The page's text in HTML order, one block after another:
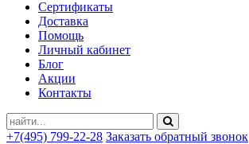
Сертификаты
Доставка
Помощь
Личный кабинет
Блог
Акции
Контакты
+7(495) 799-22-28 Заказать обратный звонок